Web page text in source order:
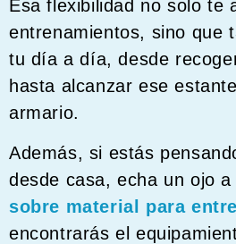
Esa flexibilidad no solo te
entrenamientos, sino que
tu día a día, desde
hasta alcanzar ese
armario.
Además, si estás
desde casa, echa un ojo a
sobre material para
encontrarás el